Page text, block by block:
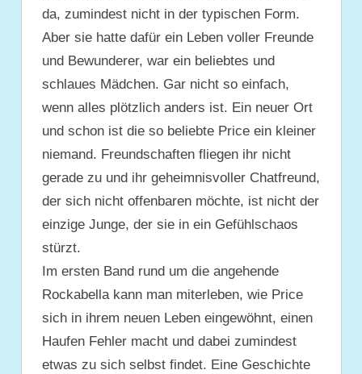
da, zumindest nicht in der typischen Form.
Aber sie hatte dafür ein Leben voller Freunde
und Bewunderer, war ein beliebtes und
schlaues Mädchen. Gar nicht so einfach,
wenn alles plötzlich anders ist. Ein neuer Ort
und schon ist die so beliebte Price ein kleiner
niemand. Freundschaften fliegen ihr nicht
gerade zu und ihr geheimnisvoller Chatfreund,
der sich nicht offenbaren möchte, ist nicht der
einzige Junge, der sie in ein Gefühlschaos
stürzt.
Im ersten Band rund um die angehende
Rockabella kann man miterleben, wie Price
sich in ihrem neuen Leben eingewöhnt, einen
Haufen Fehler macht und dabei zumindest
etwas zu sich selbst findet. Eine Geschichte